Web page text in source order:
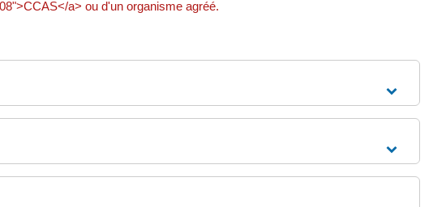
a> ou d'un organisme agréé.